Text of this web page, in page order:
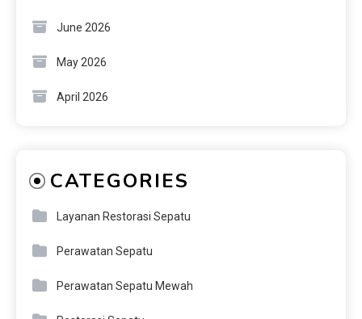
June 2026
May 2026
April 2026
CATEGORIES
Layanan Restorasi Sepatu
Perawatan Sepatu
Perawatan Sepatu Mewah